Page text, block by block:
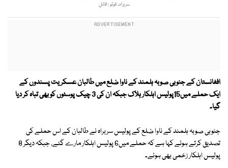
سربراہ۔ فوٹو : فائل
افغانستان کے جنوبی صوبہ ہلمند کے ناوا ضلع میں طالبان عسکریت پسندوں کے
ایک حملے میں15پولیس اہلکار ہلاک جبکہ ان کی 3 چیک پوسٹوں کو بھی تباہ کر دیا
گیا۔
جنوبی صوبہ ہلمند کے ناوا ضلع کے پولیس سربراہ نے طالبان کے اس حملے کی
تصدیق کرتے ہوئے کہا ہے کہ حملے میں6 پولیس اہلکار مارے گئے، جبکہ دیگر 8
پولیس اہلکار زخمی بھی ہوئے۔